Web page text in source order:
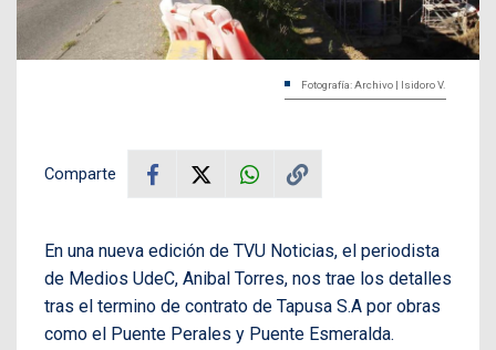
Fotografía: Archivo | Isidoro V.
Comparte
En una nueva edición de TVU Noticias, el periodista
de Medios UdeC, Anibal Torres, nos trae los detalles
tras el termino de contrato de Tapusa S.A por obras
como el Puente Perales y Puente Esmeralda.